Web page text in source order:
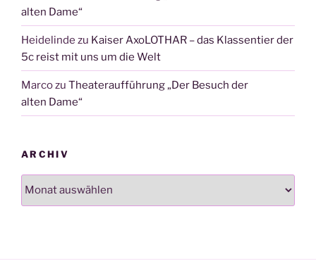
alten Dame“
Heidelinde zu Kaiser AxoLOTHAR – das Klassentier der
5c reist mit uns um die Welt
Marcozu Theateraufführung „Der Besuch der
alten Dame“
ARCHIV
Archiv